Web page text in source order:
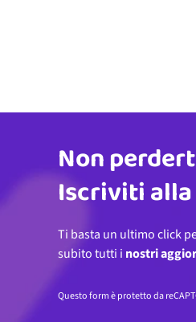
Indirizzo email
Non
Iscriviti
Ti basta un ultimo click
subito tutti i nostri
Questo form è protetto da